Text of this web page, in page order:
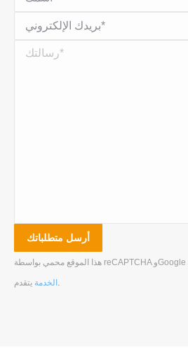
هذا الموقع محمي بواسطة reCAPTCHA وGoogle
الخدمة يتقدم .